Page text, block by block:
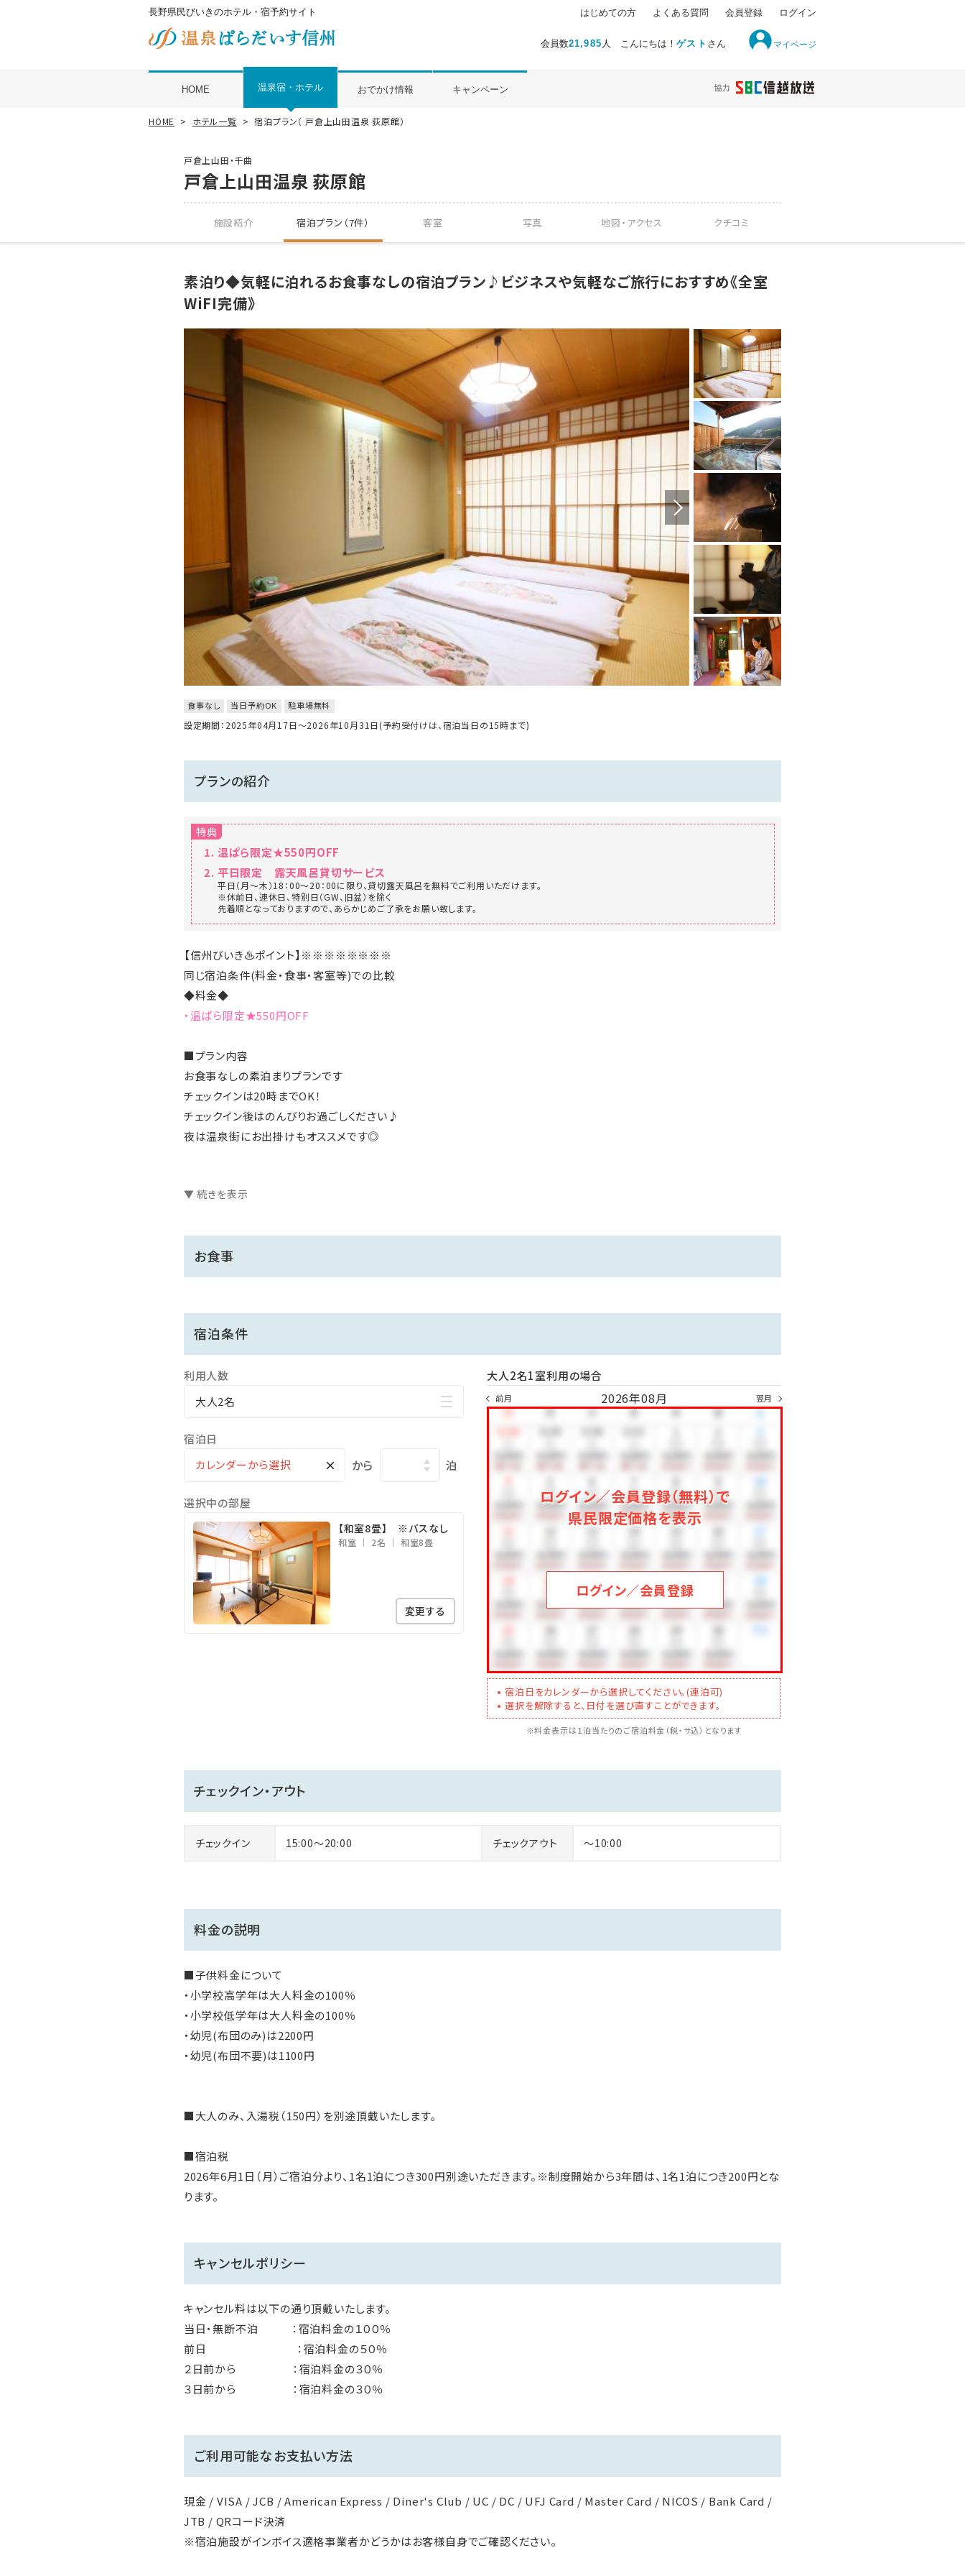
長野県民びいきのホテル・宿予約サイト
会員数21,985 人 こんにちは！ゲスト さん マイページ
はじめての方 よくある質問 会員登録 ログイン
HOME 温泉宿・ホテル おでかけ情報 キャンペーン
HOME ホテル一覧 宿泊プラン（ 戸倉上山田温泉 荻原館）
戸倉上山田・千曲
戸倉上山田温泉 荻原館
施設紹介 宿泊プラン（7件） 客室 写真 地図・ アクセス クチコミ
素泊り◆気軽に泊れるお食事なしの宿泊プラン♪ビジネスや気軽なご旅行におすすめ《全室
WiFI完備》
食事なし 当日予約OK 駐車場無料
設定期間：2025年04月17日～2026年10月31日(予約受付けは、宿泊当日の15時まで)
プランの紹介
特典
温ぱら限定★550円OFF
平日限定 露天風呂貸切サービス
平日（月～木）18：00～20：00に限り、貸切露天風呂を無料でご利用いただけます。
※休前日、連休日、特別日（GW、旧盆）を除く
先着順となっておりますので、あらかじめご了承をお願い致します。
【信州びいき♨ポイント】※※※※※※※※
同じ宿泊条件(料金・食事・客室等)での比較
◆料金◆
・温ぱら限定★550円OFF
■プラン内容
お食事なしの素泊まりプランです
チェックインは20時までOK！
チェックイン後はのんびりお過ごしください♪
夜は温泉街にお出掛けもオススメです◎
チェックインは遅くなるけど…、朝も早いけど…
温泉だけでも楽しみたいという方へおすすめです◎
＼荻原館のおもてなし／
2、一晩中入浴可能！源泉かけ流し温泉
3、心温まる、女将とスタッフの丁寧な接客
＼2025年4月 館内一部リニューアル／
新たな装いになりました荻原館で、ごゆっくりご旅行をお楽しみください。
■温泉
9本の源泉を束ねた豊富な湯量と、何回でも入浴したいと思える泉質の良さとお湯の色の変化をお楽しみくださいませ。
【時間】チェックイン後～翌朝9：30 ＜一晩中ご入浴可能＞
■アクセス
しなの鉄道戸倉駅 ：徒歩約20分・タクシー約10分 ※送迎あり(2名以上)／予約制
上信越道坂城インター：約15分
領収書の宛名について、お勤め先等で必要な場合は会社名での発行も可能でございます。予めご予約時にご希望内容を当館
▼ 続きを表示
お食事
宿泊条件
利用人数
大人2名
宿泊日
× から 泊
選択中の部屋
【和室8畳】 ※バスなし
和室 2名 和室8畳
変更する
大人2名1室利用の場合
前月 2026年08月 翌月
ログイン／会員登録（無料）で
県民限定価格を表示
ログイン／会員登録
宿泊日をカレンダーから選択してください。(連泊可)
選択を解除すると、日付を選び直すことができます。
※料金表示は１泊当たりのご宿泊料金（税・サ込）となります
チェックイン・アウト
チェックイン 15:00～20:00 チェックアウト ～10:00
料金の説明
■子供料金について
・小学校高学年は大人料金の100％
・小学校低学年は大人料金の100％
・幼児(布団のみ)は2200円
・幼児(布団不要)は1100円
■大人のみ、入湯税（150円）を別途頂戴いたします。
■宿泊税
2026年6月1日（月）ご宿泊分より、1名1泊につき300円別途いただきます。※制度開始から3年間は、1名1泊につき200円とな
ります。
キャンセルポリシー
キャンセル料は以下の通り頂戴いたします。
当日・無断不泊 ：宿泊料金の１００％
前日 ：宿泊料金の５０％
２日前から ：宿泊料金の３０％
３日前から ：宿泊料金の３０％
ご利用可能なお支払い方法
現金 / VISA / JCB / American Express / Diner's Club / UC / DC / UFJ Card / Master Card / NICOS / Bank Card /
JTB / QRコード決済
※宿泊施設がインボイス適格事業者かどうかはお客様自身でご確認ください。